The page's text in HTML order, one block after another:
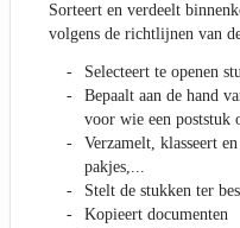
Sorteert en verdeelt
volgens de richtlijnen van
Selecteert te openen
Bepaalt aan de hand
voor wie een poststuk
Verzamelt, klasseert
pakjes,...
Stelt de stukken ter
Kopieert documenten